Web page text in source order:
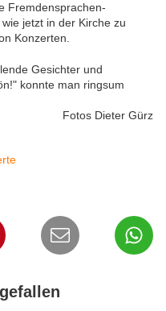
Fremdensprachen-
jetzt in der Kirche zu
Konzerten.
Gesichter und
konnte man ringsum
Fotos Dieter Gürz